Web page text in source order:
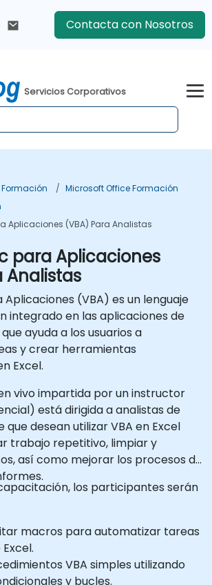
Contacta con Nosotros
Servicios Corporativos
Microsoft Office Formación
Aplicaciones (VBA) Para Analistas
para Aplicaciones
Analistas
Aplicaciones (VBA) es un lenguaje
integrado en las aplicaciones de
ayuda a los usuarios a
y crear herramientas
Excel.
vivo impartida por un instructor
está dirigida a analistas de
desean utilizar VBA en Excel
trabajo repetitivo, limpiar y
así como mejorar los procesos de
los participantes serán
macros para automatizar tareas
VBA simples utilizando
y bucles.